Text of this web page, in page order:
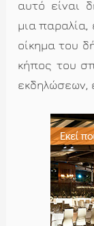
αυτό είναι
μια παραλία,
οίκημα του
κήπος του
εκδηλώσεων,